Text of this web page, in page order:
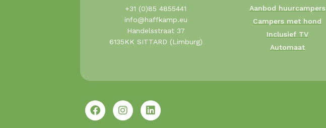
+31 (0)85 4855441​
info@haffkamp.eu​
Handelsstraat 37
6135KK SITTARD (Limburg)
Aanbod huurcampers
Campers met hond
Inclusief TV
Automaat